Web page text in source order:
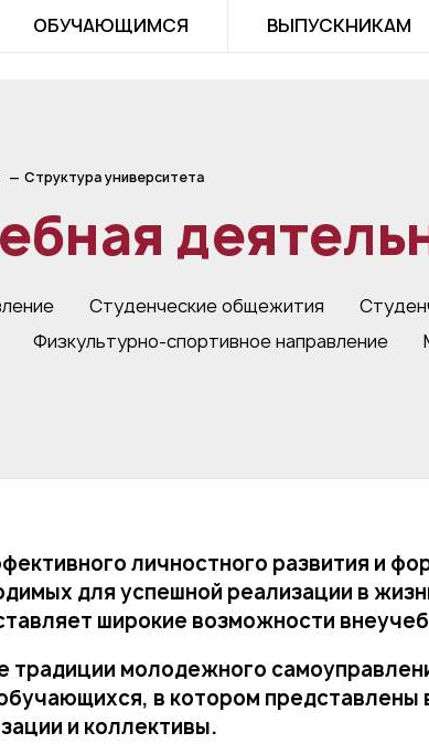
ОБУЧАЮЩИМСЯ ВЫПУСКНИКАМ
Структура университета
Студенческие общежития
Физкультурно-спортивное направление
личностного развития и
для успешной реализации в
широкие возможности
традиции молодежного
в котором представлены
и коллективы.